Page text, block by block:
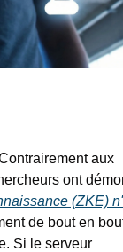
aux
ont
(ZKE)
de bout en
Si le serveur